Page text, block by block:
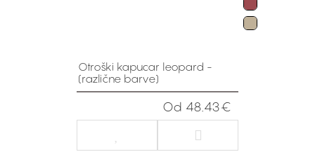
Otroški kapucar leopard -
(različne barve)
Od 48.43€